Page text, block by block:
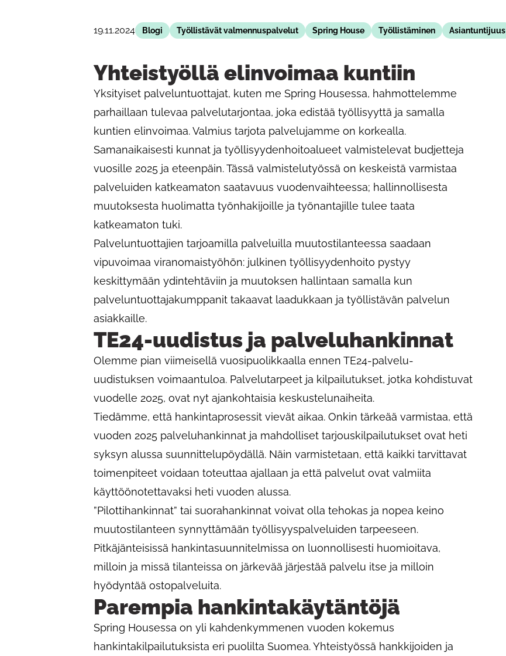
19.11.2024 Blogi Työllistävät valmennuspalvelut Spring House Työllistäminen Asiantuntijuus
Yhteistyöllä elinvoimaa kuntiin
Yksityiset palveluntuottajat, kuten me Spring Housessa, hahmottelemme
parhaillaan tulevaa palvelutarjontaa, joka edistää työllisyyttä ja samalla
kuntien elinvoimaa. Valmius tarjota palvelujamme on korkealla.
Samanaikaisesti kunnat ja työllisyydenhoitoalueet valmistelevat budjetteja
vuosille 2025 ja eteenpäin. Tässä valmistelutyössä on keskeistä varmistaa
palveluiden katkeamaton saatavuus vuodenvaihteessa; hallinnollisesta
muutoksesta huolimatta työnhakijoille ja työnantajille tulee taata
katkeamaton tuki.
Palveluntuottajien tarjoamilla palveluilla muutostilanteessa saadaan
vipuvoimaa viranomaistyöhön: julkinen työllisyydenhoito pystyy
keskittymään ydintehtäviin ja muutoksen hallintaan samalla kun
palveluntuottajakumppanit takaavat laadukkaan ja työllistävän palvelun
asiakkaille.
TE24-uudistus ja palveluhankinnat
Olemme pian viimeisellä vuosipuolikkaalla ennen TE24-palvelu-
uudistuksen voimaantuloa. Palvelutarpeet ja kilpailutukset, jotka kohdistuvat
vuodelle 2025, ovat nyt ajankohtaisia keskustelunaiheita.
Tiedämme, että hankintaprosessit vievät aikaa. Onkin tärkeää varmistaa, että
vuoden 2025 palveluhankinnat ja mahdolliset tarjouskilpailutukset ovat heti
syksyn alussa suunnittelupöydällä. Näin varmistetaan, että kaikki tarvittavat
toimenpiteet voidaan toteuttaa ajallaan ja että palvelut ovat valmiita
käyttöönotettavaksi heti vuoden alussa.
”Pilottihankinnat” tai suorahankinnat voivat olla tehokas ja nopea keino
muutostilanteen synnyttämään työllisyyspalveluiden tarpeeseen.
Pitkäjänteisissä hankintasuunnitelmissa on luonnollisesti huomioitava,
milloin ja missä tilanteissa on järkevää järjestää palvelu itse ja milloin
hyödyntää ostopalveluita.
Parempia hankintakäytäntöjä
Spring Housessa on yli kahdenkymmenen vuoden kokemus
hankintakilpailutuksista eri puolilta Suomea. Yhteistyössä hankkijoiden ja